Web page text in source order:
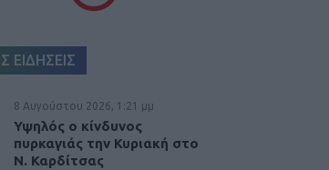
ΕΙΔΗΣΕΙΣ
8 Αυγούστου 2026, 1:21 μμ
Υψηλός ο κίνδυνος
πυρκαγιάς την Κυριακή στο
Ν. Καρδίτσας